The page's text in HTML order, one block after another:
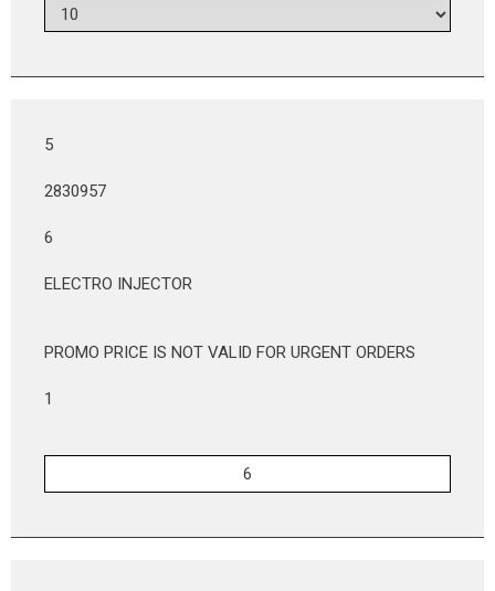
5
2830957
6
ELECTRO INJECTOR
PROMO PRICE IS NOT VALID FOR URGENT ORDERS
1